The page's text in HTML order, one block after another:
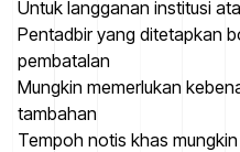
Untuk langganan institusi
Pentadbir yang ditetapkan
pembatalan
Mungkin memerlukan
tambahan
Tempoh notis khas